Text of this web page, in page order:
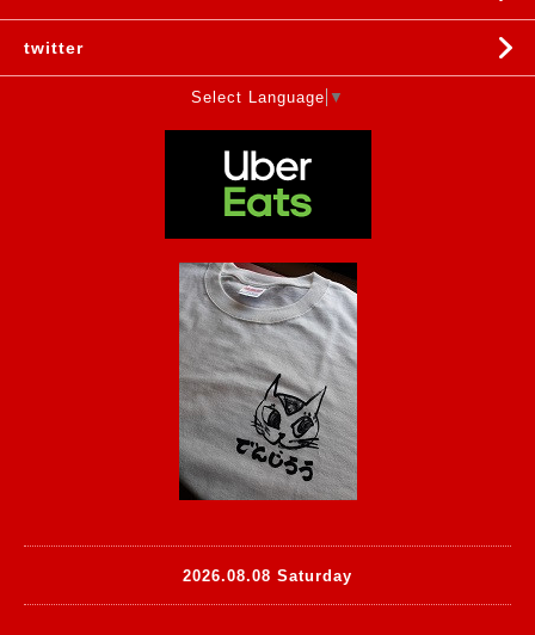
twitter
Select Language ▼
2026.08.08 Saturday